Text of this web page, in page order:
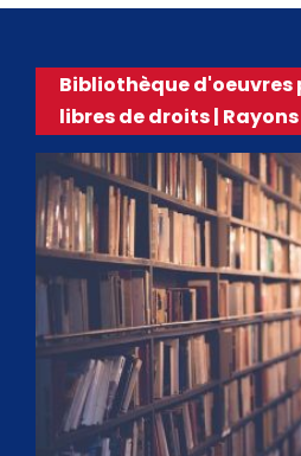
Bibliothèque d'oeuvres
libres de droits |